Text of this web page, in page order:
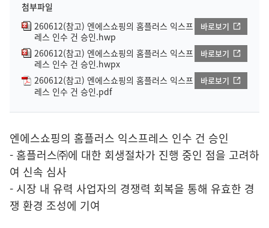
첨부파일
260612(참고) 엔에스쇼핑의 홈플러스 익스프
레스 인수 건 승인.hwp
바로보기
260612(참고) 엔에스쇼핑의 홈플러스 익스프
레스 인수 건 승인.hwpx
바로보기
260612(참고) 엔에스쇼핑의 홈플러스 익스프
레스 인수 건 승인.pdf
바로보기
엔에스쇼핑의 홈플러스 익스프레스 인수 건 승인
- 홈플러스㈜에 대한 회생절차가 진행 중인 점을 고려하
여 신속 심사
- 시장 내 유력 사업자의 경쟁력 회복을 통해 유효한 경
쟁 환경 조성에 기여